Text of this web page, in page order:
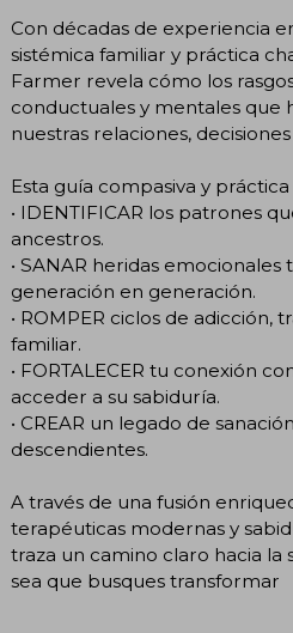
Con décadas de experiencia
sistémica familiar y práctica
Farmer revela cómo los
conductuales y mentales que
nuestras relaciones,
Esta guía compasiva y
• IDENTIFICAR los patrones
ancestros.
• SANAR heridas emocionales
generación en generación.
• ROMPER ciclos de adicción,
familiar.
• FORTALECER tu conexión
acceder a su sabiduría.
• CREAR un legado de
descendientes.
A través de una fusión
terapéuticas modernas y
traza un camino claro hacia la
sea que busques transformar